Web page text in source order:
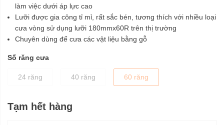
làm việc dưới áp lực cao
Lưỡi được gia công tỉ mỉ, rất sắc bén, tương thích với nhiều loại
cưa vòng sử dụng lưỡi 180mmx60R trên thị trường
Chuyên dùng để cưa các vật liệu bằng gỗ
Số răng cưa
24 răng 40 răng 60 răng
Tạm hết hàng